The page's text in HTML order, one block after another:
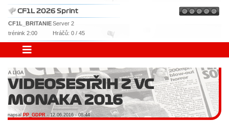
CF1L 2026 Sprint
CF1L_BRITANIEServer 2
trénink 2:00
Hráčů: 0 / 45
A LIGA
VIDEOSESTŘIH Z VC
MONAKA 2016
napsal PP_GDPR - 12.06.2016 - 08:44